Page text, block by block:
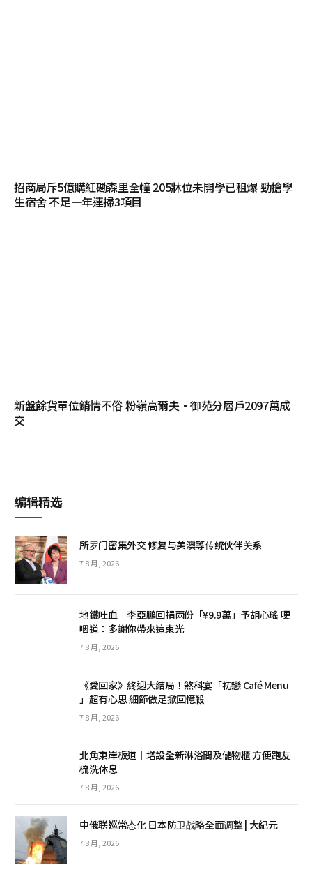
招商局斥5億購紅磡森里全幢 205牀位未開學已租爆 勁搶學
生宿舍 不足一年連掃3項目
新盤餘貨單位銷情不俗 粉嶺高爾夫·御苑分層戶2097萬成
交
编辑精选
所罗门密集外交 修复与美澳等传统伙伴关系
7 8 月, 2026
地鐵吐血｜李亞鵬回捐兩份「¥9.9萬」予胡心瑤 哽
咽道：多謝你帶來這束光
7 8 月, 2026
《愛回家》終迎大結局！煞科宴「初戀 Café Menu
」超有心思 細節做足掀回憶殺
7 8 月, 2026
北角東岸板道｜增設全新淋浴間及儲物櫃 方便跑友
梳洗休息
7 8 月, 2026
中俄联巡常态化 日本防卫战略全面调整 | 大紀元
7 8 月, 2026